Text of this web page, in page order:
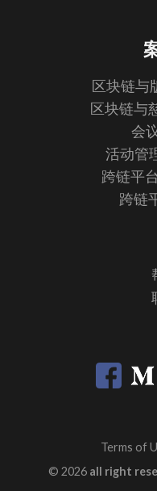
区块链与
区块链与
会
活动管
跨链平
跨链
Terms of
© 2026 all right